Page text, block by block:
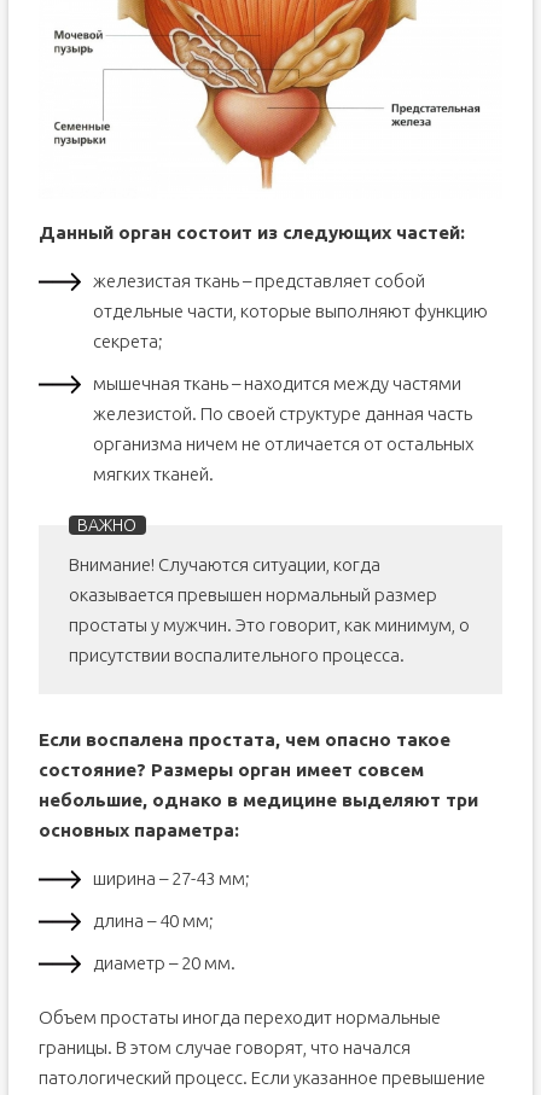
Данный орган состоит из следующих частей:
железистая ткань – представляет собой
отдельные части, которые выполняют функцию
секрета;
мышечная ткань – находится между частями
железистой. По своей структуре данная часть
организма ничем не отличается от остальных
мягких тканей.
Внимание! Случаются ситуации, когда
оказывается превышен нормальный размер
простаты у мужчин. Это говорит, как минимум, о
присутствии воспалительного процесса.
Если воспалена простата, чем опасно такое
состояние? Размеры орган имеет совсем
небольшие, однако в медицине выделяют три
основных параметра:
ширина – 27-43 мм;
длина – 40 мм;
диаметр – 20 мм.
Объем простаты иногда переходит нормальные
границы. В этом случае говорят, что начался
патологический процесс. Если указанное превышение